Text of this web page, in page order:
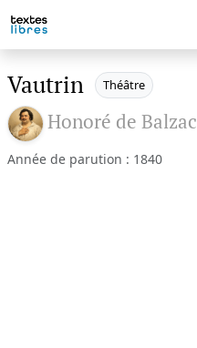
Vautrin Théâtre
Honoré de Balzac
Année de parution : 1840